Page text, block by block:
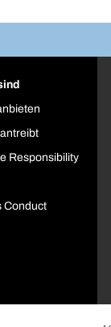
Responsibility
Conduct